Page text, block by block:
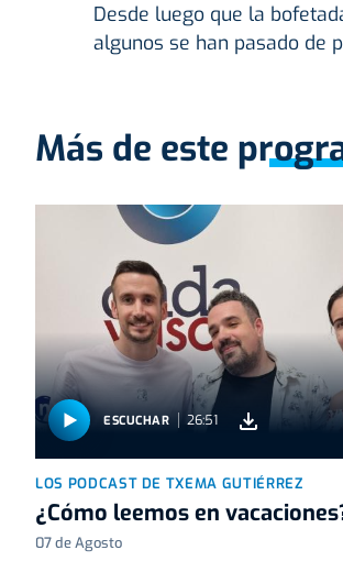
Desde luego que la
algunos se han pasado de
Más de este
ESCUCHAR 26:51
LOS PODCAST DE TXEMA GUTIÉRREZ
¿Cómo leemos en
07 de Agosto